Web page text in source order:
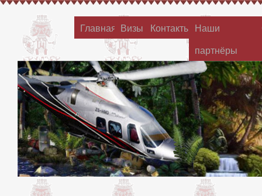
Главная Визы Контакты Наши
партнёры